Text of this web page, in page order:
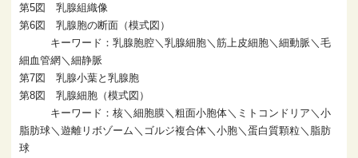
第5図 乳腺組織像
第6図 乳腺胞の断面（模式図）
キーワード：乳腺胞腔＼乳腺細胞＼筋上皮細胞＼細動脈＼毛
細血管網＼細静脈
第7図 乳腺小葉と乳腺胞
第8図 乳腺細胞（模式図）
キーワード：核＼細胞膜＼粗面小胞体＼ミトコンドリア＼小
脂肪球＼遊離リボゾーム＼ゴルジ複合体＼小胞＼蛋白質顆粒＼脂肪
球